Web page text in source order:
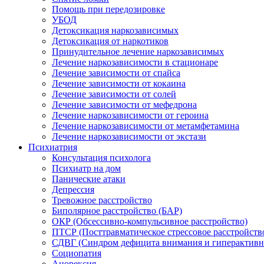
Помощь при передозировке
УБОД
Детоксикация наркозависимых
Детоксикация от наркотиков
Принудительное лечение наркозависимых
Лечение наркозависимости в стационаре
Лечение зависимости от спайса
Лечение зависимости от кокаина
Лечение зависимости от солей
Лечение зависимости от мефедрона
Лечение наркозависимости от героина
Лечение наркозависимости от метамфетамина
Лечение наркозависимости от экстази
Психиатрия
Консультация психолога
Психиатр на дом
Панические атаки
Депрессия
Тревожное расстройство
Биполярное расстройство (БАР)
ОКР (Обсессивно-компульсивное расстройство)
ПТСР (Посттравматическое стрессовое
СДВГ (Синдром дефицита внимания и
Социопатия